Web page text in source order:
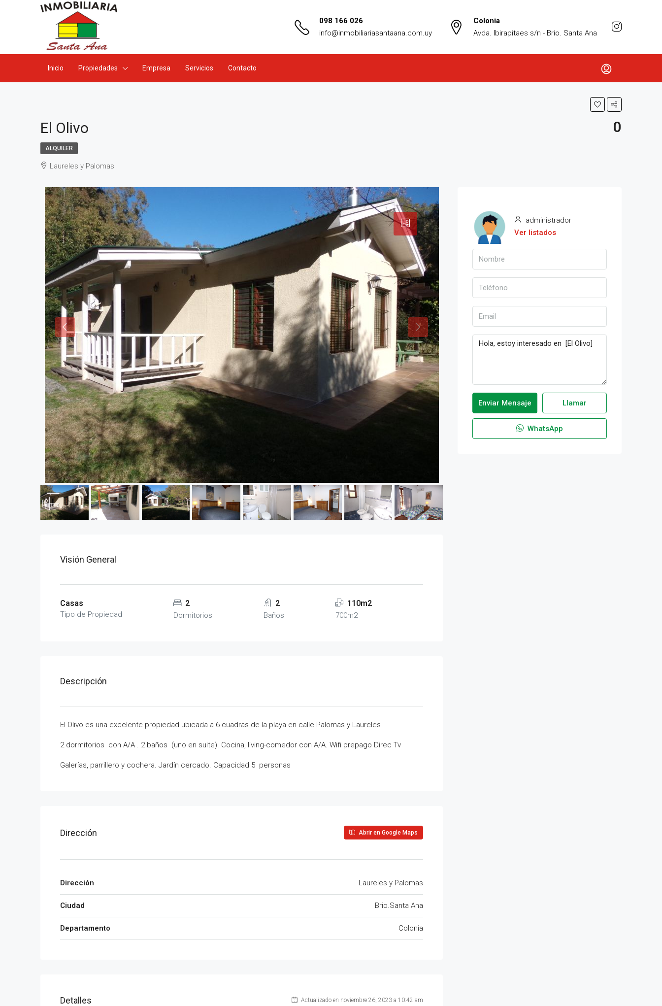
098 166 026
info@inmobiliariasantaana.com.uy
Colonia
Avda. Ibirapitaes s/n - Brio. Santa Ana
Inicio Propiedades Empresa Servicios Contacto
El Olivo 0
ALQUILER
Laureles y Palomas
Visión General
Casas
Tipo de Propiedad
2
Dormitorios
2
Baños
110m2
700m2
Descripción
El Olivo es una excelente propiedad ubicada a 6 cuadras de la playa en calle Palomas y Laureles
2 dormitorios con A/A . 2 baños (uno en suite). Cocina, living-comedor con A/A. Wifi prepago Direc Tv
Galerías, parrillero y cochera. Jardín cercado. Capacidad 5 personas
Dirección Abrir en Google Maps
Dirección Laureles y Palomas
Ciudad Brio.Santa Ana
Departamento Colonia
Detalles Actualizado en noviembre 26, 2023 a 10:42 am
administrador
Ver listados
Enviar Mensaje Llamar
WhatsApp